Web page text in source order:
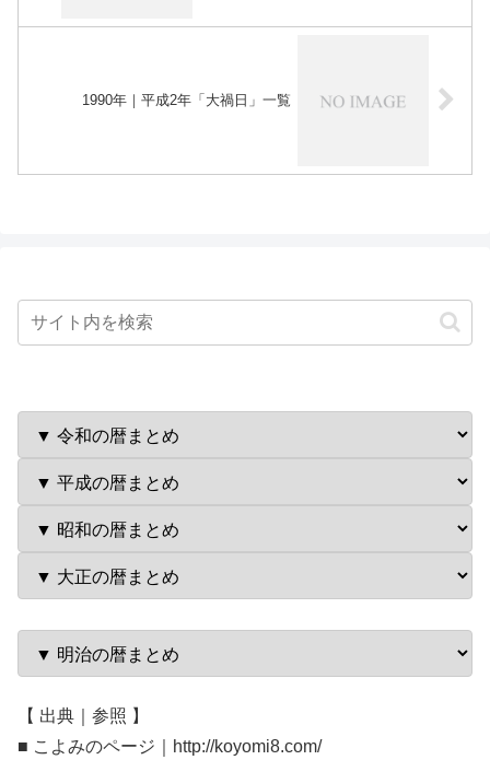
1990年｜平成2年「大禍日」一覧
【 出典｜参照 】
■ こよみのページ｜http://koyomi8.com/